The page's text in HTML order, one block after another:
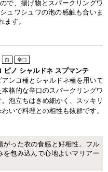
で、揚げ物とスパークリングワ
ュワシュワの泡の感触も合いま
ます。
白 辛口
ピノ シャルドネ スプマンテ
アンコ種とシャルドネ種を用いて
格的な辛口のスパークリングワ
。泡立ちはきめ細かく、スッキリ
わいで料理との相性も抜群です。
がった衣の食感と好相性。フル
包み込んで心地よいマリアー